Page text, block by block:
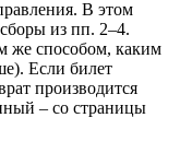
В этом
из пп. 2–4.
же способом, каким
Если билет
производится
– со страницы